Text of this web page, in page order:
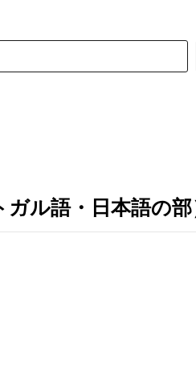
ル語・日本語の部